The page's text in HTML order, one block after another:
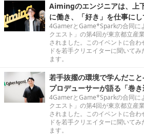
Aimingのエンジニアは、上
に働き、「好き」を仕事にし
4GamerとGame*Sparkの合同に
クエスト」の第4回が東京都立産
されました。このイベントに合
ドを若手クリエイターに聞いて
ます。
若手抜擢の環境で学んだこ
プロデューサーが語る「巻
4GamerとGame*Sparkの合同に
クエスト」の第4回が東京都立産
されました。このイベントに合
ドを若手クリエイターに聞いて
ます。